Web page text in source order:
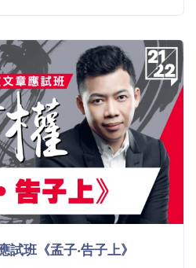
試班《孟子‧告子上》